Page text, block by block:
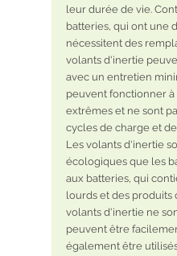
leur durée de vie.
batteries, qui ont une
nécessitent des
volants d'inertie
avec un entretien
peuvent fonctionner
extrêmes et ne sont
cycles de charge et
Les volants d'inertie
écologiques que les
aux batteries, qui
lourds et des produits
volants d'inertie ne
peuvent être
également être